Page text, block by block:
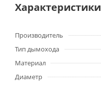
Характеристики
Производитель
Тип дымохода
Материал
Диаметр